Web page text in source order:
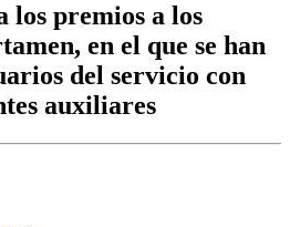
los premios a los
en el que se han
del servicio con
auxiliares